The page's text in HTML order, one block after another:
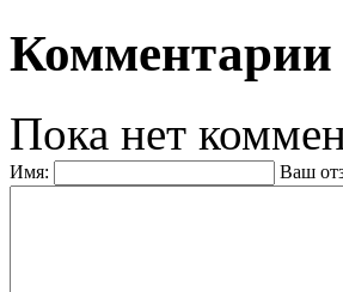
Комментарии
Пока нет
Имя: Ваш